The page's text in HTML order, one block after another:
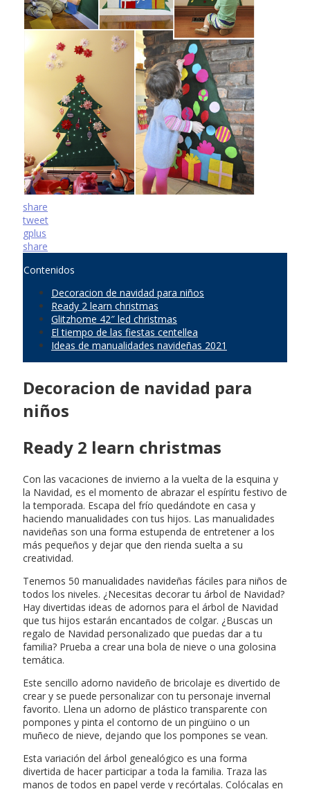
share
tweet
gplus
share
Contenidos
Decoracion de navidad para niños
Ready 2 learn christmas
Glitzhome 42″ led christmas
El tiempo de las fiestas centellea
Ideas de manualidades navideñas 2021
Decoracion de navidad para
niños
Ready 2 learn christmas
Con las vacaciones de invierno a la vuelta de la esquina y
la Navidad, es el momento de abrazar el espíritu festivo de
la temporada. Escapa del frío quedándote en casa y
haciendo manualidades con tus hijos. Las manualidades
navideñas son una forma estupenda de entretener a los
más pequeños y dejar que den rienda suelta a su
creatividad.
Tenemos 50 manualidades navideñas fáciles para niños de
todos los niveles. ¿Necesitas decorar tu árbol de Navidad?
Hay divertidas ideas de adornos para el árbol de Navidad
que tus hijos estarán encantados de colgar. ¿Buscas un
regalo de Navidad personalizado que puedas dar a tu
familia? Prueba a crear una bola de nieve o una golosina
temática.
Este sencillo adorno navideño de bricolaje es divertido de
crear y se puede personalizar con tu personaje invernal
favorito. Llena un adorno de plástico transparente con
pompones y pinta el contorno de un pingüino o un
muñeco de nieve, dejando que los pompones se vean.
Esta variación del árbol genealógico es una forma
divertida de hacer participar a toda la familia. Traza las
manos de todos en papel verde y recórtalas. Colócalas en